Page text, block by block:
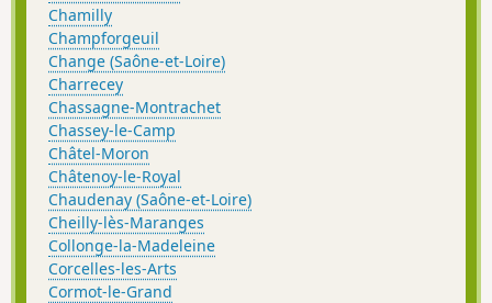
Chamilly
Champforgeuil
Change (Saône-et-Loire)
Charrecey
Chassagne-Montrachet
Chassey-le-Camp
Châtel-Moron
Châtenoy-le-Royal
Chaudenay (Saône-et-Loire)
Cheilly-lès-Maranges
Collonge-la-Madeleine
Corcelles-les-Arts
Cormot-le-Grand